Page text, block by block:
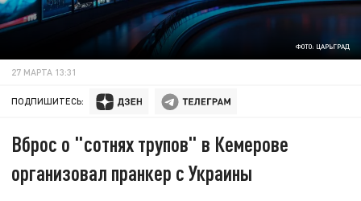
ФОТО: ЦАРЬГРАД
27 МАРТА 13:31
ПОДПИШИТЕСЬ:
Вброс о "сотнях трупов" в Кемерове
организовал пранкер с Украины